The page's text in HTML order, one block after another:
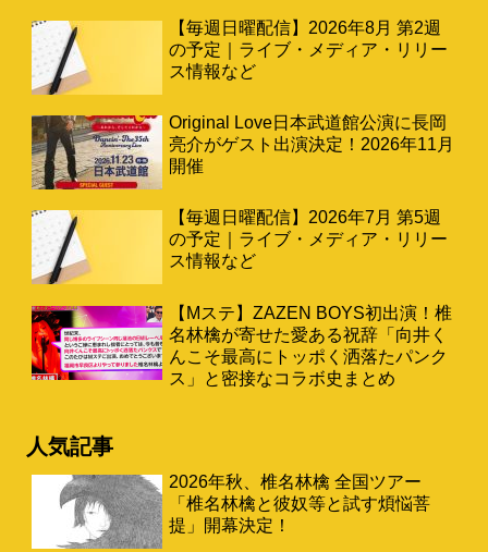
【毎週日曜配信】2026年8月 第2週
の予定｜ライブ・メディア・リリー
ス情報など
Original Love日本武道館公演に長岡
亮介がゲスト出演決定！2026年11月
開催
【毎週日曜配信】2026年7月 第5週
の予定｜ライブ・メディア・リリー
ス情報など
【Mステ】ZAZEN BOYS初出演！椎
名林檎が寄せた愛ある祝辞「向井く
んこそ最高にトッポく洒落たパンク
ス」と密接なコラボ史まとめ
人気記事
2026年秋、椎名林檎 全国ツアー
「椎名林檎と彼奴等と試す煩悩菩
提」開幕決定！